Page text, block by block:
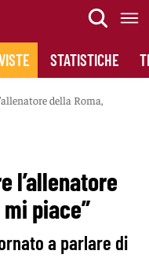
STATISTICHE
della Roma,
l’allenatore
piace”
a parlare di